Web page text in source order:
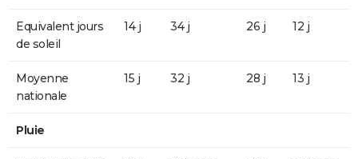
Equivalent jours
de soleil
14 j 34 j 26 j 12 j
Moyenne
nationale
15 j 32 j 28 j 13 j
Pluie